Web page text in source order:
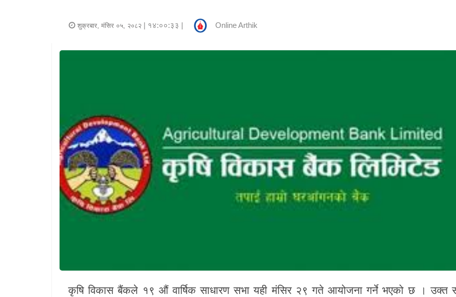
शुक्रबार, मंसिर ०५, २०८२ | १४:००:३३ | Online Arthik
कृषि विकास बैंकले १९ औं वार्षिक साधारण सभा यही मंसिर २९ गते आयोजना गर्ने भएको छ । उक्त